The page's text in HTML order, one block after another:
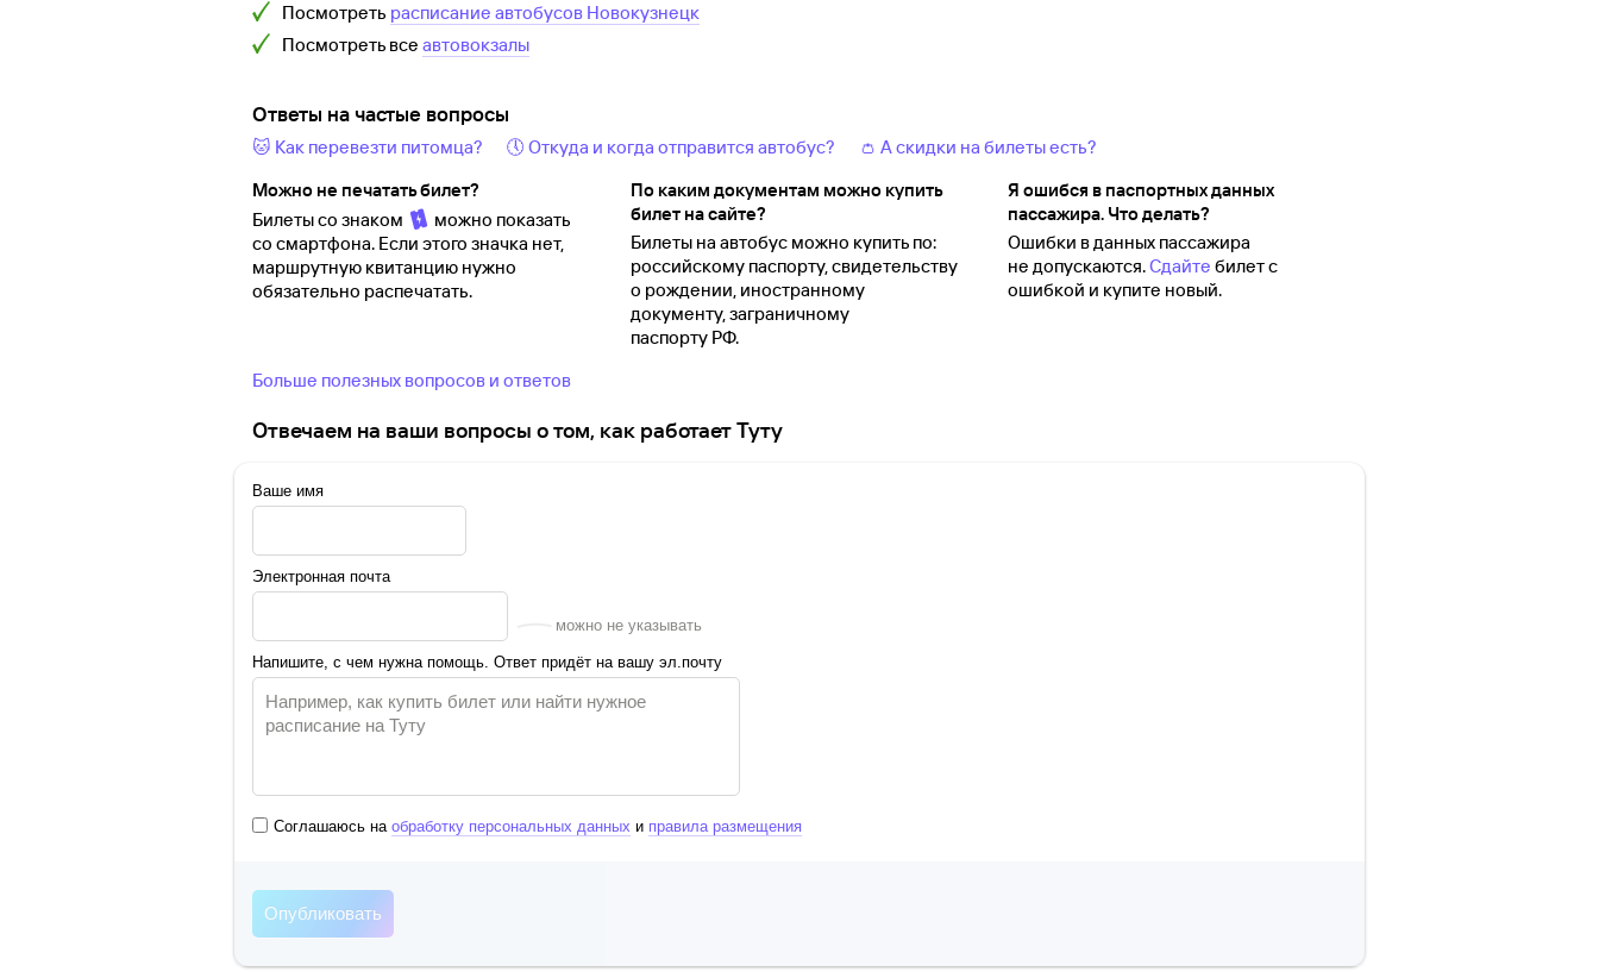
Посмотреть расписание автобусов Новокузнецк
Посмотреть все автовокзалы
Ответы на частые вопросы
🐱 Как перевезти питомца? 🕔 Откуда и когда отправится автобус?
👛 А скидки на билеты есть?
Можно не печатать билет?
Билеты со знаком
можно показать
со смартфона. Если этого значка нет,
маршрутную квитанцию нужно
обязательно распечатать.
По каким документам можно купить
билет на сайте?
Билеты на автобус можно купить по:
российскому паспорту, свидетельству
о рождении, иностранному
документу, заграничному
паспорту РФ.
Я ошибся в паспортных данных
пассажира. Что делать?
Ошибки в данных пассажира
не допускаются.Сдайте билет с
ошибкой и купите новый.
Больше полезных вопросов и ответов
Отвечаем на ваши вопросы о том, как работает Туту
Ваше имя
Электронная почта
можно не указывать
Напишите, с чем нужна помощь. Ответ придёт на вашу эл.почту
Соглашаюсь на обработку персональных данных и правила размещения